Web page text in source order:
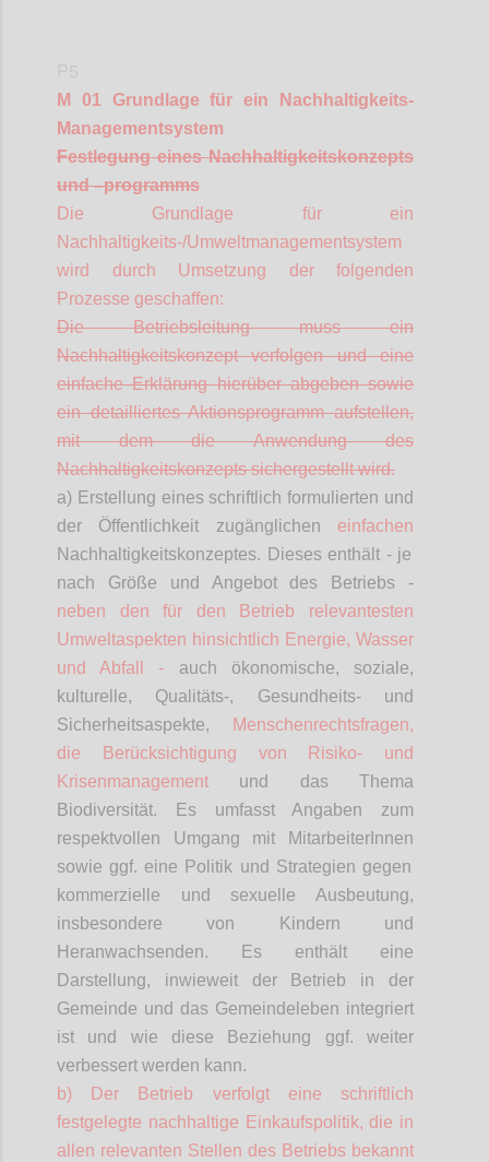
M 01 Grundlage für ein Nachhaltigkeits-
Managementsystem
Festlegung eines Nachhaltigkeitskonzepts
und–programms
Die Grundlage für ein
Nachhaltigkeits-/Umweltmanagementsystem
wird durch Umsetzung der folgenden
Prozesse geschaffen:
Die Betriebsleitung muss ein
Nachhaltigkeitskonzept verfolgen und eine
einfache Erklärung hierüber abgeben sowie
ein detailliertes Aktionsprogramm aufstellen,
mit dem die Anwendung des
Nachhaltigkeitskonzepts sichergestellt wird.
a) Erstellung eines schriftlich formulierten und
der Öffentlichkeit zugänglichen einfachen
Nachhaltigkeitskonzeptes. Dieses enthält - je
nach Größe und Angebot des Betriebs -
neben den für den Betrieb relevantesten
Umweltaspekten hinsichtlich Energie, Wasser
und Abfall - auch ökonomische, soziale,
kulturelle, Qualitäts-, Gesundheits- und
Sicherheitsaspekte,
Menschenrechtsfragen,
die Berücksichtigung von Risiko- und
Krisenmanagement und das Thema
Biodiversität. Es umfasst Angaben zum
respektvollen Umgang mit
MitarbeiterInnen
sowie ggf. eine Politik und Strategien gegen
kommerzielle und sexuelle Ausbeutung,
insbesondere von Kindern und
Heranwachsenden. Es enthält eine
Darstellung, inwieweit der Betrieb in der
Gemeinde und das Gemeindeleben integriert
ist und wie diese Beziehung ggf. weiter
verbessert werden kann.
b) Der Betrieb verfolgt eine schriftlich
festgelegte nachhaltige Einkaufspolitik, die in
allen relevanten Stellen des Betriebs bekannt